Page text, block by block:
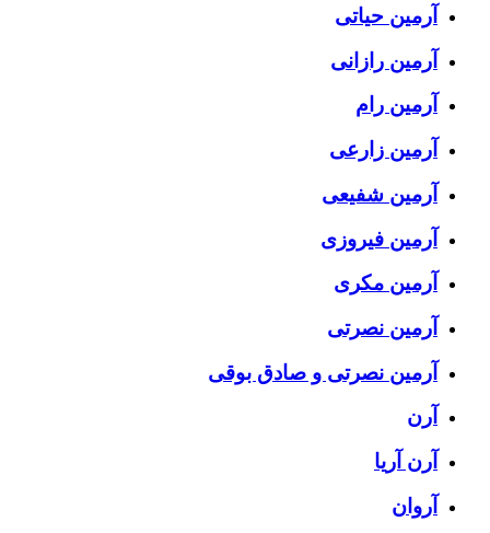
آرمین حیاتی
آرمین رازانی
آرمین رام
آرمین زارعی
آرمین شفیعی
آرمین فیروزی
آرمین مکری
آرمین نصرتی
آرمین نصرتی و صادق بوقی
آرن
آرن آریا
آروان